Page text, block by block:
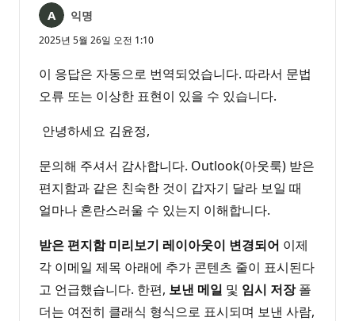
익명
2025년 5월 26일 오전 1:10
이 응답은 자동으로 번역되었습니다. 따라서 문법
오류 또는 이상한 표현이 있을 수 있습니다.
안녕하세요 김윤정,
문의해 주셔서 감사합니다. Outlook(아웃룩) 받은
편지함과 같은 친숙한 것이 갑자기 달라 보일 때
얼마나 혼란스러울 수 있는지 이해합니다.
받은 편지함 미리보기 레이아웃이 변경되어 이제
각 이메일 제목 아래에 추가 콘텐츠 줄이 표시된다
고 언급했습니다. 한편, 보낸 메일 및 임시 저장폴
더는 여전히 클래식 형식으로 표시되며 보낸 사람,